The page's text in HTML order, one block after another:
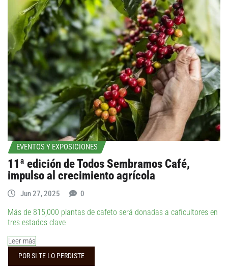
EVENTOS Y EXPOSICIONES
11ª edición de Todos Sembramos Café,
impulso al crecimiento agrícola
Jun 27, 2025 0
Más de 815,000 plantas de cafeto será donadas a caficultores en
tres estados clave
Leer más
POR SI TE LO PERDISTE